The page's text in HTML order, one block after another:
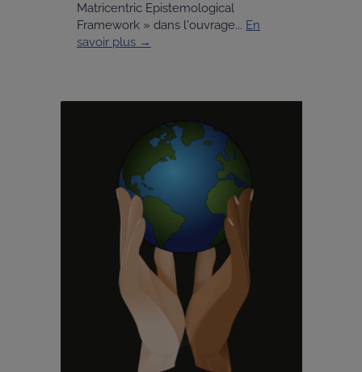
Matricentric Epistemological
Framework » dans l'ouvrage... En
savoir plus →